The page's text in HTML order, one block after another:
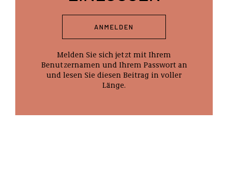
ANMELDEN
Melden Sie sich jetzt mit Ihrem
Benutzernamen und Ihrem Passwort an
und lesen Sie diesen Beitrag in voller
Länge.